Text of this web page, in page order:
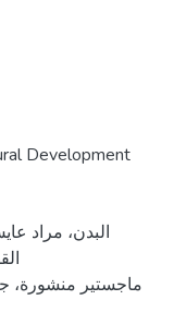
Development
ماجستير منشورة،